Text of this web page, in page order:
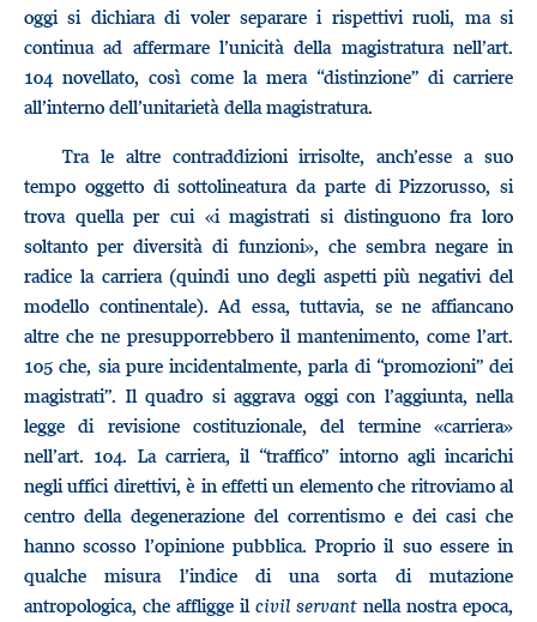
oggi si dichiara di voler separare i rispettivi ruoli, ma si
continua ad affermare l’unicità della magistratura nell’art.
104 novellato, così come la mera “distinzione” di carriere
all’interno dell’unitarietà della magistratura.
Tra le altre contraddizioni irrisolte, anch’esse a suo
tempo oggetto di sottolineatura da parte di Pizzorusso, si
trova quella per cui «i magistrati si distinguono fra loro
soltanto per diversità di funzioni», che sembra negare in
radice la carriera (quindi uno degli aspetti più negativi del
modello continentale). Ad essa, tuttavia, se ne affiancano
altre che ne presupporrebbero il mantenimento, come l’art.
105 che, sia pure incidentalmente, parla di “promozioni” dei
magistrati”. Il quadro si aggrava oggi con l’aggiunta, nella
legge di revisione costituzionale, del termine «carriera»
nell’art. 104. La carriera, il “traffico” intorno agli incarichi
negli uffici direttivi, è in effetti un elemento che ritroviamo al
centro della degenerazione del correntismo e dei casi che
hanno scosso l’opinione pubblica. Proprio il suo essere in
qualche misura l’indice di una sorta di mutazione
antropologica, che affligge il civil servant nella nostra epoca,